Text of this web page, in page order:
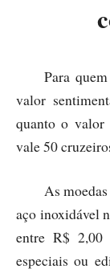
Para
valor
quanto o valor
vale 50
As
aço inoxidável
entre R$ 2,00
especiais ou